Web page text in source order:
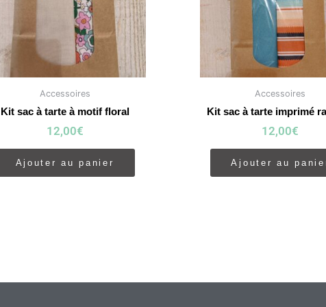
Accessoires
Kit sac à tarte à motif floral
12,00€
Ajouter au panier
Accessoires
Kit sac à tarte imprimé
12,00€
Ajouter au